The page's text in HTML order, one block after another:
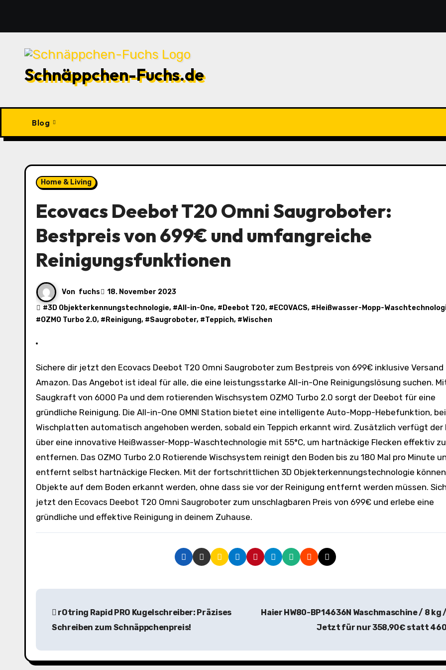
springen
Schnäppchen-Fuchs.de
Blog
Home & Living
Ecovacs Deebot T20 Omni Saugroboter:
Bestpreis von 699€ und umfangreiche
Reinigungsfunktionen
Von fuchs
18. November 2023
#3D Objekterkennungstechnologie, #All-in-One, # Deebot T20, # ECOVACS, # Heißwasser-Mopp-
#OZMO Turbo 2.0, # Reinigung, #Saugroboter, #Teppich, #Wischen
Sichere dir jetzt den Ecovacs Deebot T20 Omni Saugroboter zum Bestpreis von 699€ inklusive Versand auf
Amazon. Das Angebot ist ideal für alle, die eine leistungsstarke All-in-One Reinigungslösung suchen.
Saugkraft von 6000 Pa und dem rotierenden Wischsystem OZMO Turbo 2.0 sorgt der Deebot für eine
gründliche Reinigung. Die All-in-One OMNI Station bietet eine intelligente Auto-Mopp-Hebefunktion,
Wischplatten automatisch angehoben werden, sobald ein Teppich erkannt wird. Zusätzlich verfügt der
über eine innovative Heißwasser-Mopp-Waschtechnologie mit 55°C, um hartnäckige Flecken effektiv zu
entfernen. Das OZMO Turbo 2.0 Rotierende Wischsystem reinigt den Boden bis zu 180 Mal pro Minute
entfernt selbst hartnäckige Flecken. Mit der fortschrittlichen 3D Objekterkennungstechnologie
Objekte auf dem Boden erkannt werden, ohne dass sie vor der Reinigung entfernt werden müssen.
jetzt den Ecovacs Deebot T20 Omni Saugroboter zum unschlagbaren Preis von 699€ und erlebe eine
gründliche und effektive Reinigung in deinem Zuhause.
B
t
rOtring Rapid PRO Kugelschreiber: Präzises
Schreiben zum Schnäppchenpreis!
Haier HW80-BP14636N Waschmaschine / 8 kg /
Jetzt für nur 358,90€ statt